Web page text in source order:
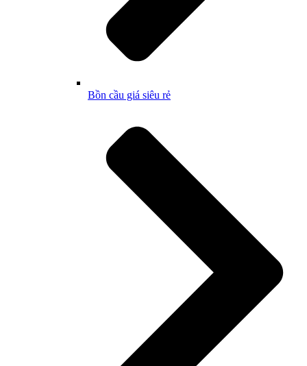
Bồn cầu giá siêu rẻ